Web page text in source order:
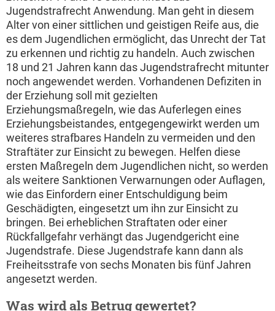
Jugendstrafrecht Anwendung. Man geht in diesem
Alter von einer sittlichen und geistigen Reife aus, die
es dem Jugendlichen ermöglicht, das Unrecht der Tat
zu erkennen und richtig zu handeln. Auch zwischen
18 und 21 Jahren kann das Jugendstrafrecht mitunter
noch angewendet werden. Vorhandenen Defiziten in
der Erziehung soll mit gezielten
Erziehungsmaßregeln, wie das Auferlegen eines
Erziehungsbeistandes, entgegengewirkt werden um
weiteres strafbares Handeln zu vermeiden und den
Straftäter zur Einsicht zu bewegen. Helfen diese
ersten Maßregeln dem Jugendlichen nicht, so werden
als weitere Sanktionen Verwarnungen oder Auflagen,
wie das Einfordern einer Entschuldigung beim
Geschädigten, eingesetzt um ihn zur Einsicht zu
bringen. Bei erheblichen Straftaten oder einer
Rückfallgefahr verhängt das Jugendgericht eine
Jugendstrafe. Diese Jugendstrafe kann dann als
Freiheitsstrafe von sechs Monaten bis fünf Jahren
angesetzt werden.
Was wird als Betrug gewertet?